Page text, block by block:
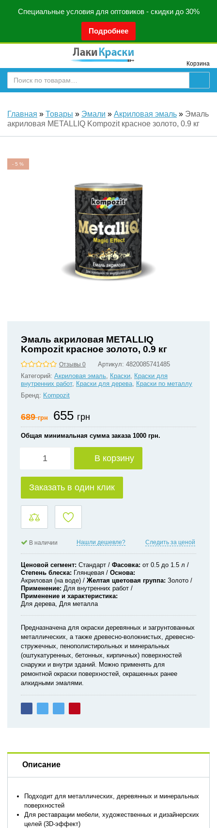
Специальные условия для оптовиков - скидки до 30%
Подробнее
Корзина
Главная » Товары » Эмали » Акриловая эмаль » Эмаль
акриловая METALLIQ Kompozit красное золото, 0.9 кг
-5%
Эмаль акриловая METALLIQ
Kompozit красное золото, 0.9 кг
Отзывы 0 Артикул: 4820085741485
Категорий: Акриловая эмаль, Краски, Краски для
внутренних работ, Краски для дерева, Краски по металлу
Бренд: Kompozit
689грн 655 грн
Общая минимальная сумма заказа 1000 грн.
В корзину
Заказать в один клик
В наличии Нашли дешевле? Следить за ценой
Ценовой сегмент Стандарт Фасовка от 0.5 до 1.5 л
Степень блеска
Глянцевая
Основа
Акриловая (на воде)
Желтая цветовая группа Золото
Применение Для внутренних работ
Применение и характеристика
Для дерева, Для металла
Предназначена для окраски деревянных и загрунтованных
металлических, а также древесно-волокнистых, древесно-
стружечных, пенополистирольных и минеральных
(оштукатуренных, бетонных, кирпичных) поверхностей
снаружи и внутри зданий. Можно применять для
ремонтной окраски поверхностей, окрашенных ранее
алкидными эмалями.
Описание
Подходит для металлических, деревянных и минеральных
поверхностей
Для реставрации мебели, художественных и дизайнерских
целей (3D-эффект)